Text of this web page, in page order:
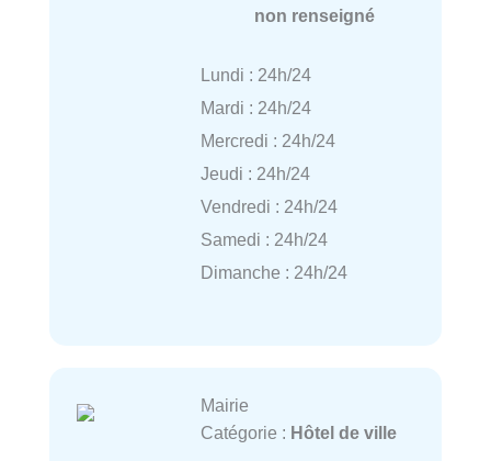
non renseigné
Lundi : 24h/24
Mardi : 24h/24
Mercredi : 24h/24
Jeudi : 24h/24
Vendredi : 24h/24
Samedi : 24h/24
Dimanche : 24h/24
Mairie
Catégorie : Hôtel de ville